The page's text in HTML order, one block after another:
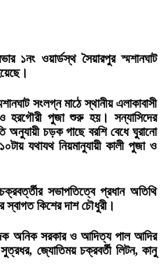
১নং ওয়ার্ডস্থ সৈয়ারপুর স্মশানঘাট
সংলগ্ন মাঠে স্থানীয় এলাকাবাসী
হরগৌরী পুজা শুরু হয়। সন্যাসিদের
অনুযায়ী চড়ক গাছে বরশি বেধে ঘুরানো
যথাযথ নিয়মানুযায়ী কালী পুজা ও
সভাপতিত্বে প্রধান অতিথি
স্বাগত কিশের দাশ চৌধুরী।
অনিক সরকার ও আদিত্য পাল আদির
জ্যোতিময় চক্রবর্তী লিটন, কানু